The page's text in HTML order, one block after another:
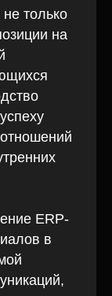
только
на
ERP-
в